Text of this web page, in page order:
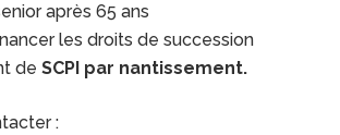
après 65 ans
les droits de succession
deSCPI par nantissement.
: